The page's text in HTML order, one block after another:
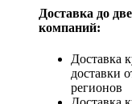
Доставка до
компаний:
Доставка
доставки
регионов